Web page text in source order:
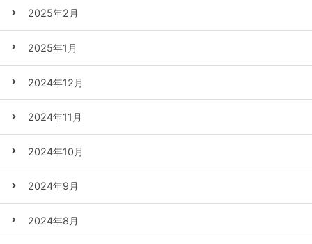
2025年2月
2025年1月
2024年12月
2024年11月
2024年10月
2024年9月
2024年8月